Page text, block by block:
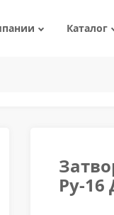
Каталог
Трубопроводная
Ру-16